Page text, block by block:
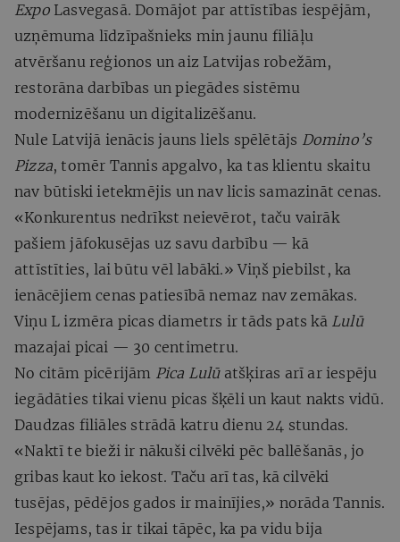
ExpoLasvegasā. Domājot par attīstības iespējām,
uzņēmuma līdzīpašnieks min jaunu filiāļu
atvēršanu reģionos un aiz Latvijas robežām,
restorāna darbības un piegādes sistēmu
modernizēšanu un digitalizēšanu.
Nule Latvijā ienācis jauns liels spēlētājs Domino’s
Pizza, tomēr Tannis apgalvo, ka tas klientu skaitu
nav būtiski ietekmējis un nav licis samazināt cenas.
«Konkurentus nedrīkst neievērot, taču vairāk
pašiem jāfokusējas uz savu darbību — kā
attīstīties, lai būtu vēl labāki.» Viņš piebilst, ka
ienācējiem cenas patiesībā nemaz nav zemākas.
Viņu L izmēra picas diametrs ir tāds pats kā Lulū
mazajai picai — 30 centimetru.
No citām picērijām Pica Lulūatšķiras arī ar iespēju
iegādāties tikai vienu picas šķēli un kaut nakts vidū.
Daudzas filiāles strādā katru dienu 24 stundas.
«Naktī te bieži ir nākuši cilvēki pēc ballēšanās, jo
gribas kaut ko iekost. Taču arī tas, kā cilvēki
tusējas, pēdējos gados ir mainījies,» norāda Tannis.
Iespējams, tas ir tikai tāpēc, ka pa vidu bija